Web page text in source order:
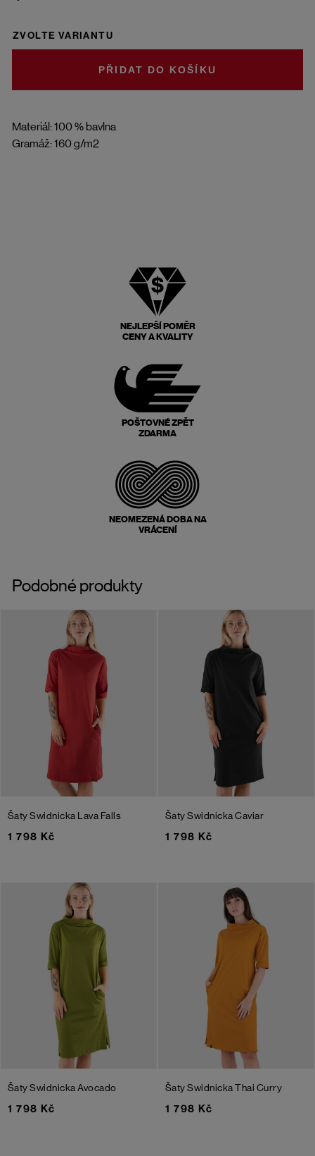
Materiál: 100 % bavlna
Gramáž: 160 g/m2
ZVOLTE VARIANTU
DO KOŠÍKU
NEJLEPŠÍ POMĚR
CENY A KVALITY
POŠTOVNÉ ZPĚT
ZDARMA
NEOMEZENÁ DOBA NA
VRÁCENÍ
Podobné produkty
Šaty Swidnicka Lava Falls
1 798 Kč
Šaty SwidnickaCaviar
1 798 Kč
Šaty SwidnickaAvocado
1 798 Kč
Šaty SwidnickaThai Curry
1 798 Kč